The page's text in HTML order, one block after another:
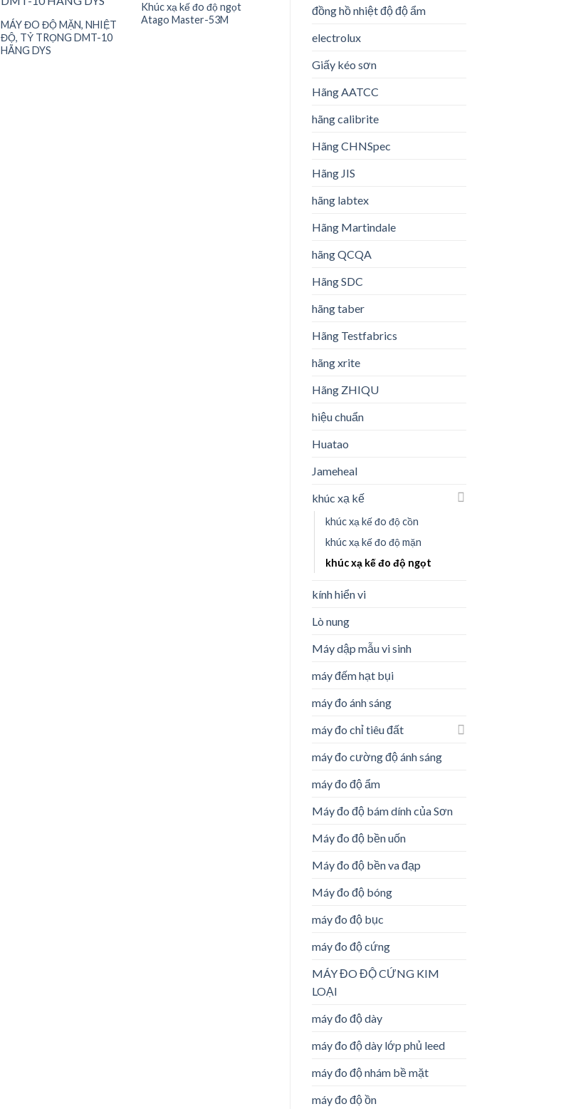
đồng hồ nhiệt độ độ ẩm
electrolux
Giấy kéo sơn
Hãng AATCC
hãng calibrite
Hãng CHNSpec
Hãng JIS
hãng labtex
Hãng Martindale
hãng QCQA
Hãng SDC
hãng taber
Hãng Testfabrics
hãng xrite
Hãng ZHIQU
hiệu chuẩn
Huatao
Jameheal
khúc xạ kế
khúc xạ kế đo độ cồn
khúc xạ kế đo độ mặn
khúc xạ kế đo độ ngọt
kính hiển vi
Lò nung
Máy dập mẫu vi sinh
máy đếm hạt bụi
máy đo ánh sáng
máy đo chỉ tiêu đất
máy đo cường độ ánh sáng
máy đo độ ẩm
Máy đo độ bám dính của Sơn
Máy đo độ bền uốn
Máy đo độ bền va đạp
Máy đo độ bóng
máy đo độ bục
máy đo độ cứng
MÁY ĐO ĐỘ CỨNG KIM
LOẠI
máy đo độ dày
máy đo độ dày lớp phủ leed
máy đo độ nhám bề mặt
máy đo độ ồn
Add to
wishlist
MÁY ĐO ĐỘ MẶN, NHIỆT
ĐỘ, TỶ TRỌNG DMT-10
HÃNG DYS
Khúc xạ kế đo độ ngọt
Atago Master-53M